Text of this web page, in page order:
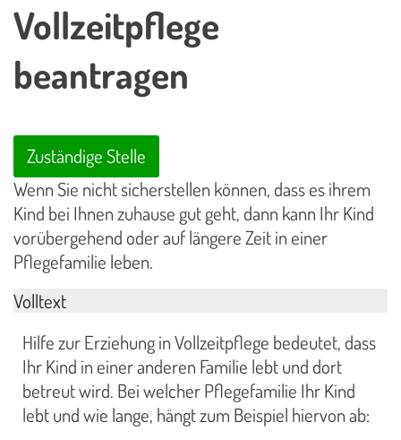
Vollzeitpflege
beantragen
Zuständige Stelle
Wenn Sie nicht sicherstellen können, dass es ihrem
Kind bei Ihnen zuhause gut geht, dann kann Ihr Kind
vorübergehend oder auf längere Zeit in einer
Pflegefamilie leben.
Volltext
Hilfe zur Erziehung in Vollzeitpflege bedeutet, dass
Ihr Kind in einer anderen Familie lebt und dort
betreut wird. Bei welcher Pflegefamilie Ihr Kind
lebt und wie lange, hängt zum Beispiel hiervon ab: